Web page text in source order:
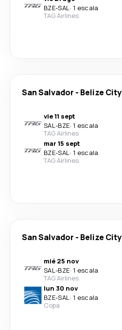
BZE-SAL· 1 escala
TAG Airlines
San Salvador - Belize City
vie 11 sept
SAL-BZE· 1 escala
TAG Airlines
mar 15 sept
BZE-SAL· 1 escala
TAG Airlines
San Salvador - Belize City
mié 25 nov
SAL-BZE· 1 escala
TAG Airlines
lun 30 nov
BZE-SAL· 1 escala
Copa